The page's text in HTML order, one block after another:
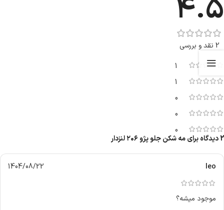
4.5
2 نقد و بررسی
1
1
0
0
0
2 دیدگاه برای
مه شکن جلو پژو ۲۰۶ لنزدار
leo
1404/08/22
موجود میشه؟